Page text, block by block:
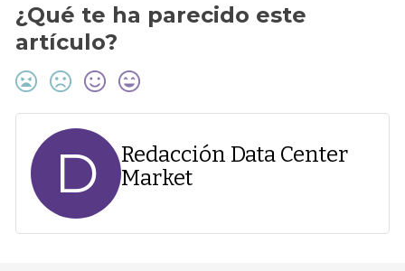
¿Qué te ha parecido este
artículo?
D
Redacción Data Center
Market